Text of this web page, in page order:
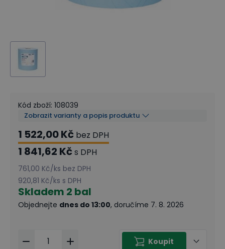
Kód zboží: 108039
Zobrazit varianty a popis produktu
1 522,00 Kč bez DPH
1 841,62 Kčs DPH
761,00 Kč/ks bez DPH
920,81 Kč/ks s DPH
Skladem 2 bal
Objednejte dnes do 13:00, doručíme 7. 8. 2026
Koupit